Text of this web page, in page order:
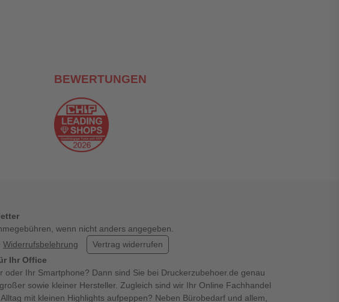
BEWERTUNGEN
wenn nicht anders angegeben.
Widerrufsbelehrung
Vertrag widerrufen
Ihr Office
Ihr Smartphone? Dann sind Sie bei Druckerzubehoer.de genau
sowie kleiner Hersteller. Zugleich sind wir Ihr Online Fachhandel
mit kleinen Highlights aufpeppen? Neben Bürobedarf und allem,